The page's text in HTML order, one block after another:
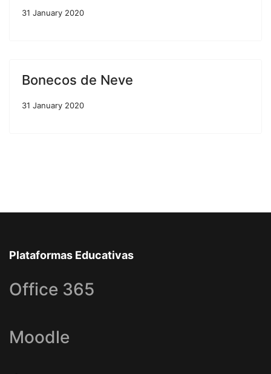
31 January 2020
Bonecos de Neve
31 January 2020
Plataformas Educativas
Office 365
Moodle